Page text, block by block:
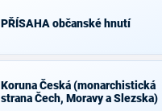
PŘÍSAHA občanské hnutí
Koruna Česká (monarchistická
strana Čech, Moravy a Slezska)